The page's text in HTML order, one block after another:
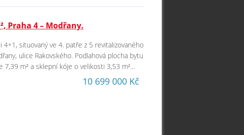
Praha 4 – Modřany.
situovaný ve 4. patře z 5 revitalizovaného
ulice Rakovského. Podlahová plocha bytu
m² a sklepní kóje o velikosti 3,53 m²...
10 699 000 Kč